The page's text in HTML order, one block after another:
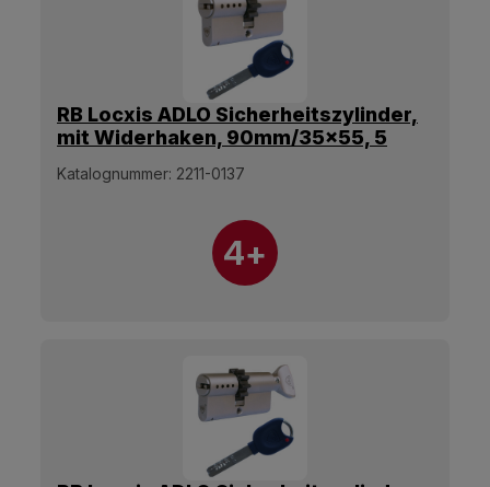
RB Locxis ADLO Sicherheitszylinder,
mit Widerhaken, 90mm/35x55, 5
Katalognummer: 2211-0137
4+